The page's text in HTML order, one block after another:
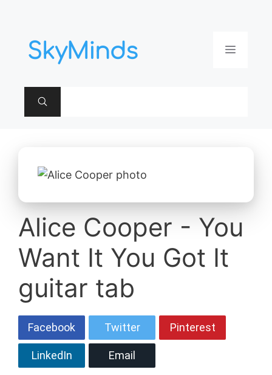
contenu
Menu
Alice Cooper - You
Want It You Got It
guitar tab
Facebook Twitter Pinterest
LinkedIn Email